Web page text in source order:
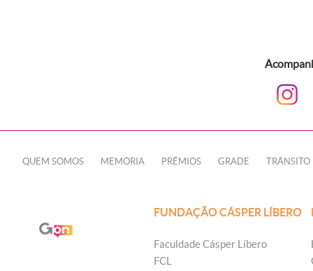
QUEM SOMOS MEMÓRIA PRÊMIOS GRADE TRÂNSITO
FUNDAÇÃO CÁSPER LÍBERO
Faculdade Cásper Líbero
FCL